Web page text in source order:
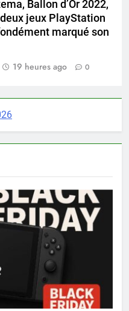
Ballon d’Or 2022,
jeux PlayStation
marqué son
19 heures ago 0